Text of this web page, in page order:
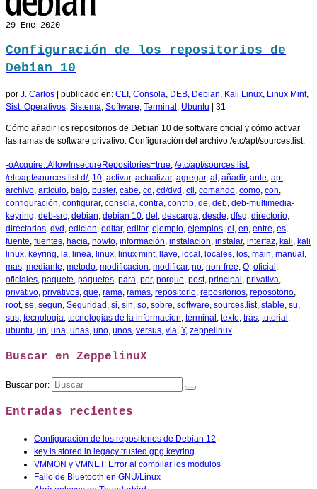
29 Ene 2020
Configuración de los repositorios de
Debian 10
por J. Carlos publicado en: CLI , Consola, DEB, Debian, Kali Linux, Linux Mint,
Sist. Operativos, Sistema, Software, Terminal , Ubuntu 31
Cómo añadir los repositorios de Debian 10 de software oficial y cómo activar
las ramas de software privativo. Configuración del archivo /etc/apt/sources.list.
-oAcquire::AllowInsecureRepositories=true, /etc/apt/sources.list,
/etc/apt/sources.list.d/, 10, activar, actualizar, agregar, al , añadir, ante, apt,
archivo, articulo, bajo, buster, cabe, cd , cd/dvd , cli, comando, como, con,
configuración, configurar, consola, contra, contrib, de, deb, deb-multimedia-
keyring, deb-src, debian, debian 10, del , descarga, desde, dfsg, directorio,
directorios, dvd , edicion, editar, editor, ejemplo, ejemplos, el , en, entre, es,
fuente, fuentes, hacia, howto, información, instalacion, instalar, interfaz, kali, kali
linux, keyring, la, linea, linux, linux mint, llave, local , locales, los, main, manual ,
mas, mediante, metodo, modificacion, modificar, no, non-free, O, oficial ,
oficiales, paquete, paquetes, para, por, porque, post, principal , privativa,
privativo, privativos, que, rama, ramas, repositorio, repositorios, reposotorio,
root, se, segun, Seguridad , si, sin, so, sobre, software, sources.list, stable, su,
sus, tecnologia, tecnologias de la informacion, terminal , texto, tras, tutorial ,
ubuntu, un, una, unas, uno, unos, versus, via, Y, zeppelinux
Buscar en ZeppelinuX
Buscar por:
Entradas recientes
Configuración de los repositorios de Debian 12
key is stored in legacy trusted.gpg keyring
VMMON y VMNET: Error al compilar los modulos
Fallo de Bluetooth en GNU/Linux